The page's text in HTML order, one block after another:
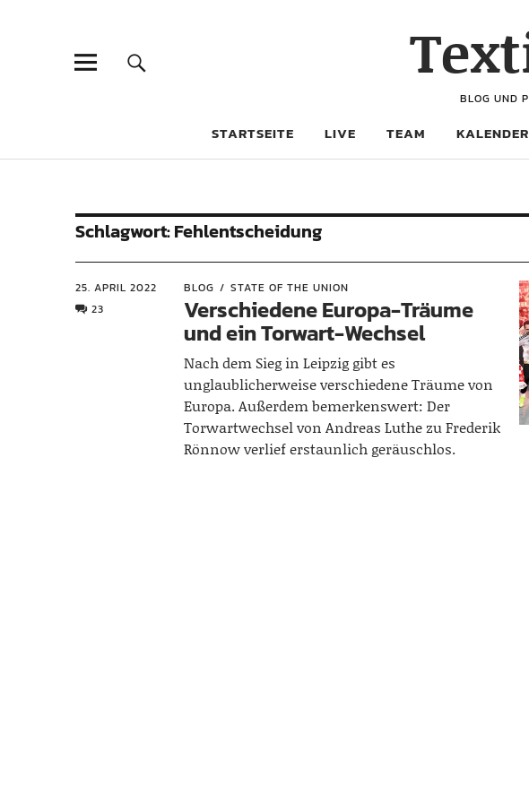
BLOG UND
STARTSEITE LIVE TEAM KALENDER
Schlagwort:Fehlentscheidung
25. APRIL 2022
23
BLOG STATE OF THE UNION
Verschiedene Europa-Träume
und ein Torwart-Wechsel
Nach dem Sieg in Leipzig gibt es
unglaublicherweise verschiedene Träume von
Europa. Außerdem bemerkenswert: Der
Torwartwechsel von Andreas Luthe zu Frederik
Rönnow verlief erstaunlich geräuschlos.